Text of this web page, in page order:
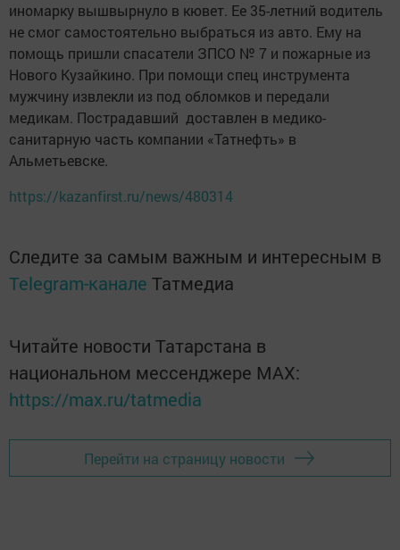
иномарку вышвырнуло в кювет. Ее 35-летний водитель
не смог самостоятельно выбраться из авто. Ему на
помощь пришли спасатели ЗПСО № 7 и пожарные из
Нового Кузайкино. При помощи спец инструмента
мужчину извлекли из под обломков и передали
медикам. Пострадавший доставлен в медико-
санитарную часть компании «Татнефть» в
Альметьевске.
https://kazanfirst.ru/news/480314
Следите за самым важным и интересным в
Telegram-канале Татмедиа
Читайте новости Татарстана в
национальном мессенджере MАХ:
https://max.ru/tatmedia
Перейти на страницу новости